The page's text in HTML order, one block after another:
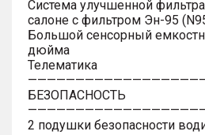
Система улучшенной
салоне с фильтром Эн-95
Большой сенсорный
дюйма
Телематика
БЕЗОПАСНОСТЬ
2 подушки безопасности